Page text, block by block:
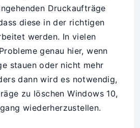
Druckaufträge
diese in der richtigen
werden. In vielen
genau hier, wenn
stauen oder nicht mehr
dann wird es notwendig,
zu löschen Windows 10,
wiederherzustellen.